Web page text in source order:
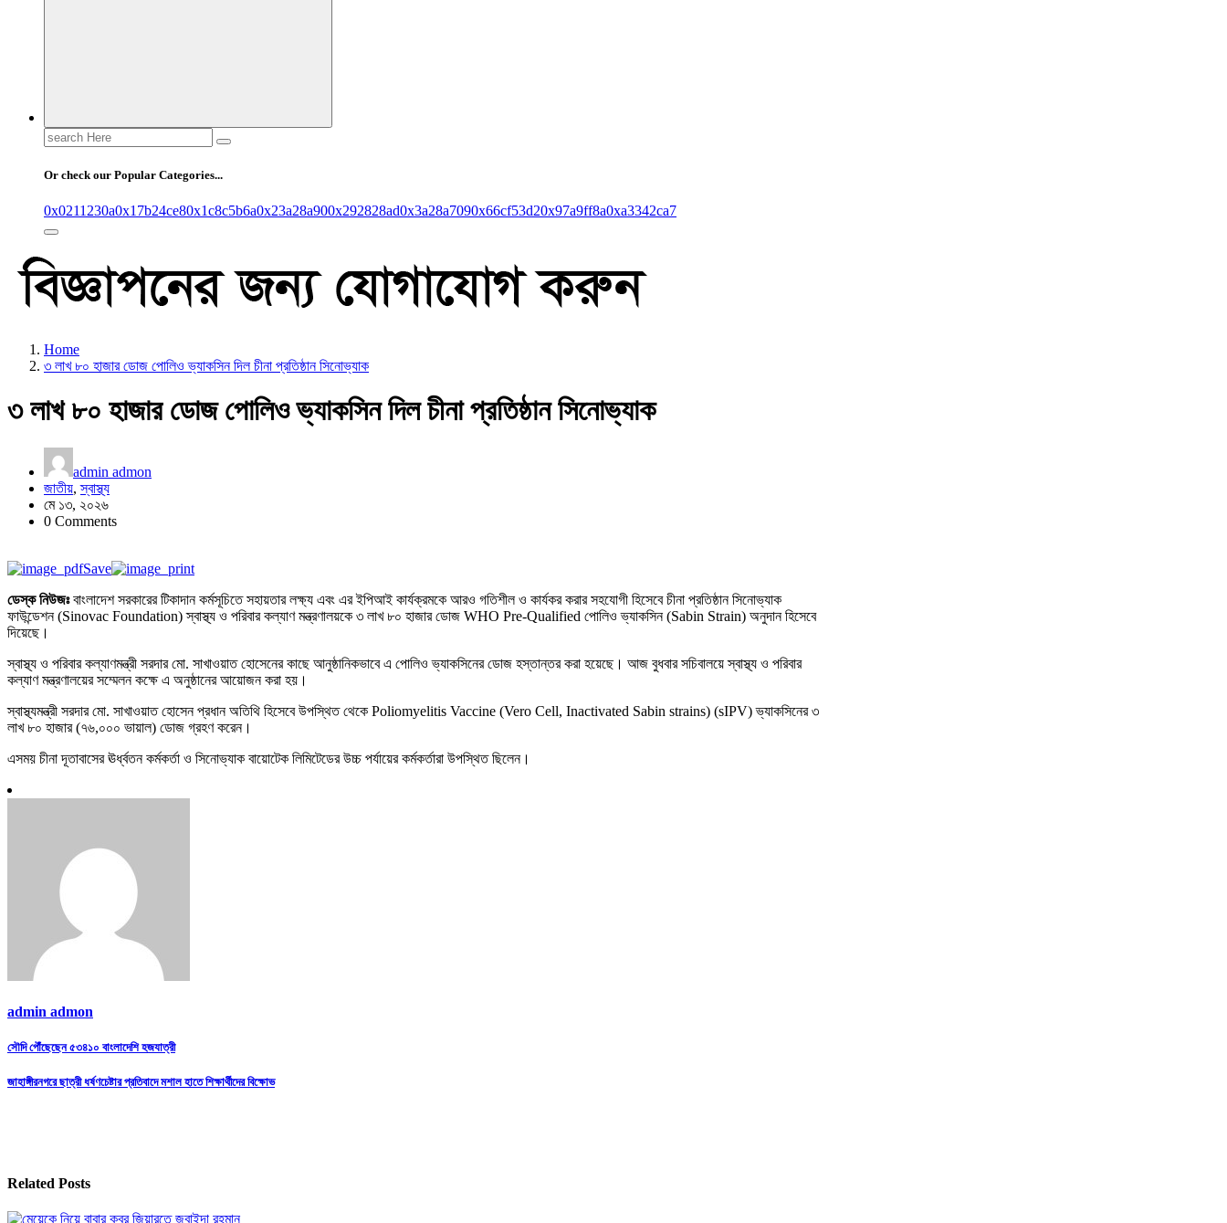
Search
for:
Or check our Popular Categories...
0x0211230a0x17b24ce80x1c8c5b6a0x23a28a900x292828ad0x3a28a7090x66cf53d20x97a9ff8a0xa3342ca7
Home
৩ লাখ ৮০ হাজার ডোজ পোলিও ভ্যাকসিন দিল চীনা প্রতিষ্ঠান সিনোভ্যাক
৩ লাখ ৮০ হাজার ডোজ পোলিও ভ্যাকসিন দিল চীনা প্রতিষ্ঠান সিনোভ্যাক
admin admon
জাতীয়,স্বাস্থ্য
মে ১৩, ২০২৬
0 Comments
Save
ডেস্ক নিউজঃবাংলাদেশ সরকারের টিকাদান কর্মসূচিতে সহায়তার লক্ষ্য এবং এর ইপিআই কার্যক্রমকে আরও গতিশীল ও কার্যকর করার সহযোগী হিসেবে চীনা প্রতিষ্ঠান সিনোভ্যাক
ফাউন্ডেশন (Sinovac Foundation) স্বাস্থ্য ও পরিবার কল্যাণ মন্ত্রণালয়কে ৩ লাখ ৮০ হাজার ডোজ WHO Pre-Qualified পোলিও ভ্যাকসিন (Sabin Strain) অনুদান হিসেবে
দিয়েছে।
স্বাস্থ্য ও পরিবার কল্যাণমন্ত্রী সরদার মো. সাখাওয়াত হোসেনের কাছে আনুষ্ঠানিকভাবে এ পোলিও ভ্যাকসিনের ডোজ হস্তান্তর করা হয়েছে। আজ বুধবার সচিবালয়ে স্বাস্থ্য ও পরিবার
কল্যাণ মন্ত্রণালয়ের সম্মেলন কক্ষে এ অনুষ্ঠানের আয়োজন করা হয়।
স্বাস্থ্যমন্ত্রী সরদার মো. সাখাওয়াত হোসেন প্রধান অতিথি হিসেবে উপস্থিত থেকে Poliomyelitis Vaccine (Vero Cell, Inactivated Sabin strains) (sIPV) ভ্যাকসিনের ৩
লাখ ৮০ হাজার (৭৬,০০০ ভায়াল) ডোজ গ্রহণ করেন।
এসময় চীনা দূতাবাসের ঊর্ধ্বতন কর্মকর্তা ও সিনোভ্যাক বায়োটেক লিমিটেডের উচ্চ পর্যায়ের কর্মকর্তারা উপস্থিত ছিলেন।
admin admon
Post
navigation
সৌদি পৌঁছেছেন ৫৩৪১০ বাংলাদেশি হজযাত্রী
জাহাঙ্গীরনগরে ছাত্রী ধর্ষণচেষ্টার প্রতিবাদে মশাল হাতে শিক্ষার্থীদের বিক্ষোভ
Related Posts